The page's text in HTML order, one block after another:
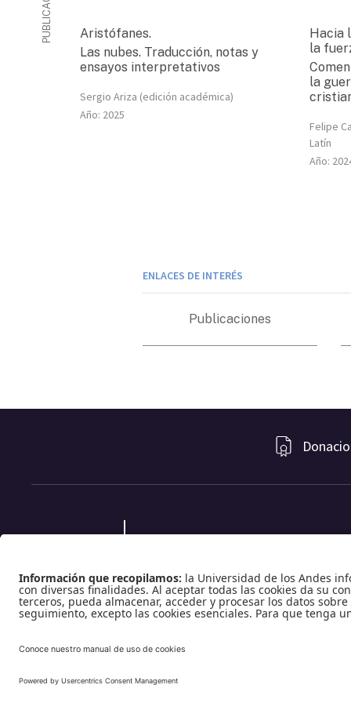
Aristófanes.
Las nubes. Traducción, notas y
ensayos interpretativos
Sergio Ariza (edición académica)
Año: 2025
Hacia
la
la
Felipe
Latín
Año:
ENLACES DE INTERÉS
Publicaciones
Carrera 1 No. 18A-12 – piso 6, Bloque G -GB | Bogotá, Colombia | Código postal: